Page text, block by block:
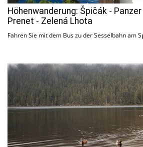
Höhenwanderung: Špičák -
Prenet - Zelená Lhota
Fahren Sie mit dem Bus zu der Sesselbahn am